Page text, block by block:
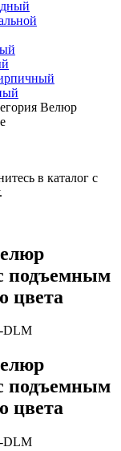
Велюр
в каталог с
подъемным
цвета
DLM
подъемным
цвета
DLM